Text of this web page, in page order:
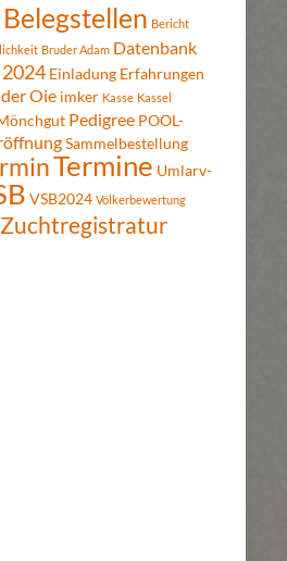
Belegstellen Bericht
Bruder Adam Datenbank
Einladung Erfahrungen
Oie imker Kasse Kassel
Pedigree POOL-
Sammelbestellung
Termine Umlarv-
VSB2024 Völkerbewertung
Zuchtregistratur